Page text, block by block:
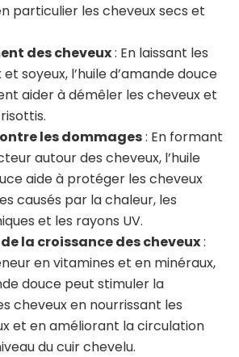
particulier les cheveux secs et
des cheveux: En laissant les
soyeux, l’huile d’amande douce
aider à démêler les cheveux et
les dommages: En formant
autour des cheveux, l’huile
aide à protéger les cheveux
causés par la chaleur, les
et les rayons UV.
la croissance des cheveux:
en vitamines et en minéraux,
douce peut stimuler la
cheveux en nourrissant les
et en améliorant la circulation
du cuir chevelu.